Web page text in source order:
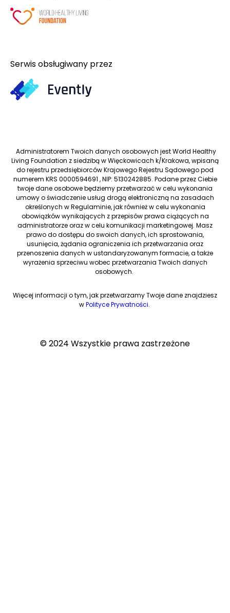
Serwis obsługiwany przez
Administratorem Twoich danych osobowych jest World Healthy
Living Foundation z siedzibą w Więckowicach k/Krakowa, wpisaną
do rejestru przedsiębiorców Krajowego Rejestru Sądowego pod
numerem KRS 0000594691 , NIP: 5130242885. Podane przez Ciebie
twoje dane osobowe będziemy przetwarzać w celu wykonania
umowy o świadczenie usług drogą elektroniczną na zasadach
określonych w Regulaminie, jak również w celu wykonania
obowiązków wynikających z przepisów prawa ciążących na
administratorze oraz w celu komunikacji marketingowej. Masz
prawo do dostępu do swoich danych, ich sprostowania,
usunięcia, żądania ograniczenia ich przetwarzania oraz
przenoszenia danych w ustandaryzowanym formacie, a także
wyrażenia sprzeciwu wobec przetwarzania Twoich danych
osobowych.
Więcej informacji o tym, jak przetwarzamy Twoje dane znajdziesz
wPolityce Prywatności.
© 2024 Wszystkie prawa zastrzeżone